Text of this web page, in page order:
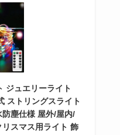
ジュエリーライト
ストリングスライト
塵仕様 屋外/屋内/
スマス用ライト 飾